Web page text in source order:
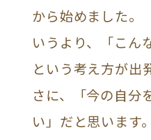
から始めました。
いうより、「こん
という考え方が出
さに、「今の自分
い」だと思います